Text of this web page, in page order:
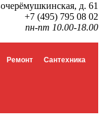
д. 61
+7 (495) 795 08 02
пн-пт 10.00-18.00
Ремонт Сантехника